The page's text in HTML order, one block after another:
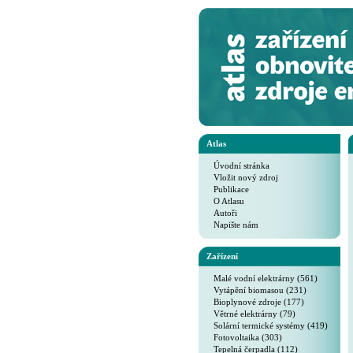
Atlas
Úvodní stránka
Vložit nový zdroj
Publikace
O Atlasu
Autoři
Napište nám
Zařízení
Malé vodní elektrárny (561)
Vytápění biomasou (231)
Bioplynové zdroje (177)
Větrné elektrárny (79)
Solární termické systémy (419)
Fotovoltaika (303)
Tepelná čerpadla (112)